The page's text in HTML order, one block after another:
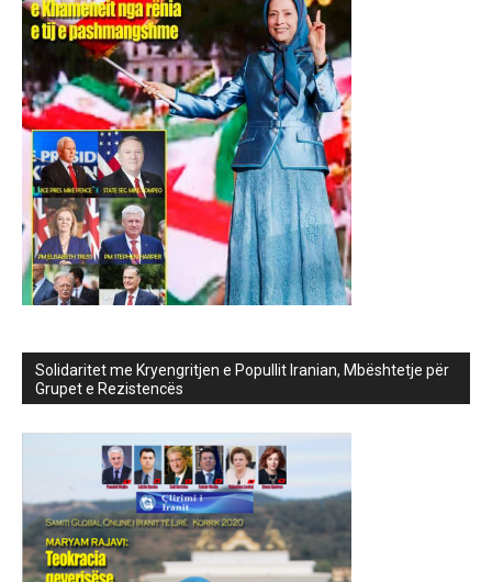
Solidaritet me Kryengritjen e Popullit Iranian, Mbështetje për
Grupet e Rezistencës